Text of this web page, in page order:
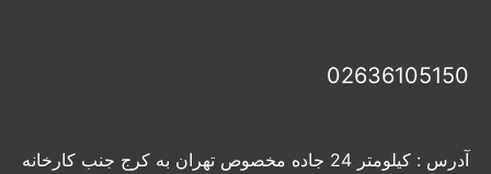
02636105150
آدرس : کیلومتر 24 جاده مخصوص تهران به کرج جنب کارخانه